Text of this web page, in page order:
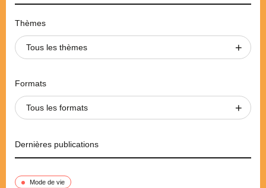
Thèmes
Tous les thèmes
Formats
Tous les formats
Dernières publications
Mode de vie